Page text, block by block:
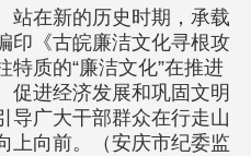
站在新的历史时期，承载
印《古皖廉洁文化寻根攻
质的“廉洁文化”在推进
促进经济发展和巩固文明
导广大干部群众在行走山
上向前。（安庆市纪委监